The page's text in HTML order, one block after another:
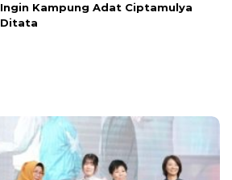
Ingin Kampung Adat Ciptamulya
Ditata